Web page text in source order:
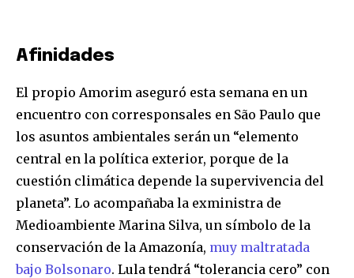
Afinidades
El propio Amorim aseguró esta semana en un
encuentro con corresponsales en São Paulo que
los asuntos ambientales serán un “elemento
central en la política exterior, porque de la
cuestión climática depende la supervivencia del
planeta”. Lo acompañaba la exministra de
Medioambiente Marina Silva, un símbolo de la
conservación de la Amazonía, muy maltratada
bajo Bolsonaro. Lula tendrá “tolerancia cero” con